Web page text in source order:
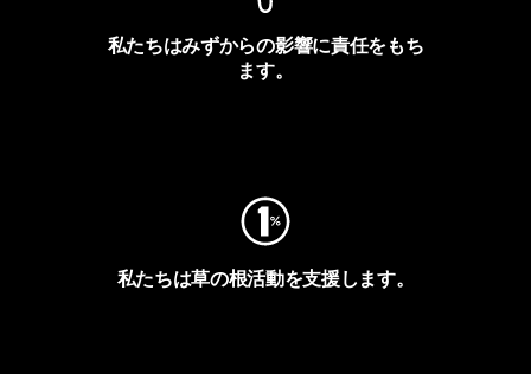
私たちはみずからの影響に責任をもち
ます。
私たちは草の根活動を支援します。